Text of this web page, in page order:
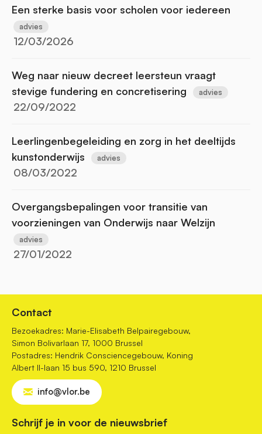
Een sterke basis voor scholen voor iedereen
advies
12/03/2026
Weg naar nieuw decreet leersteun vraagt
stevige fundering en concretisering
advies
22/09/2022
Leerlingenbegeleiding en zorg in het deeltijds
kunstonderwijs
advies
08/03/2022
Overgangsbepalingen voor transitie van
voorzieningen van Onderwijs naar Welzijn
advies
27/01/2022
Contact
Bezoekadres: Marie-Elisabeth Belpairegebouw,
Simon Bolivarlaan 17, 1000 Brussel
Postadres: Hendrik Consciencegebouw, Koning
Albert II-laan 15 bus 590, 1210 Brussel
info@vlor.be
Schrijf je in voor de nieuwsbrief